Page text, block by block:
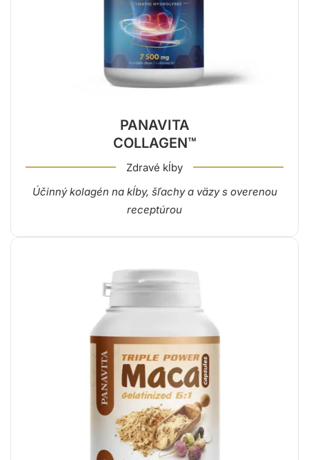
PANAVITA
COLLAGEN™
Zdravé kĺby
Účinný kolagén na kĺby, šľachy a väzy s overenou
receptúrou